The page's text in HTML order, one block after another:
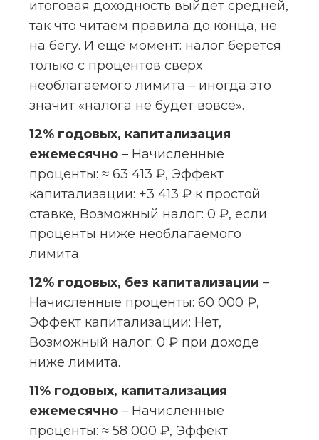
итоговая доходность выйдет средней,
так что читаем правила до конца, не
на бегу. И еще момент: налог берется
только с процентов сверх
необлагаемого лимита – иногда это
значит «налога не будет вовсе».
12% годовых, капитализация
ежемесячно – Начисленные
проценты: ≈ 63 413 ₽, Эффект
капитализации: +3 413 ₽ к простой
ставке, Возможный налог: 0 ₽, если
проценты ниже необлагаемого
лимита.
12% годовых, без капитализации –
Начисленные проценты: 60 000 ₽,
Эффект капитализации: Нет,
Возможный налог: 0 ₽ при доходе
ниже лимита.
11% годовых, капитализация
ежемесячно – Начисленные
проценты: ≈ 58 000 ₽, Эффект